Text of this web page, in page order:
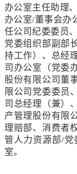
办公室主任助理
办公室/董事会办
任公司纪委委员
党委组织部副部
持工作）、总经
司办公室（党委
股份有限公司董
限公司党委委员
司总经理（兼）
产管理股份有限
理赔部、消费者
管人力资源部/
室。